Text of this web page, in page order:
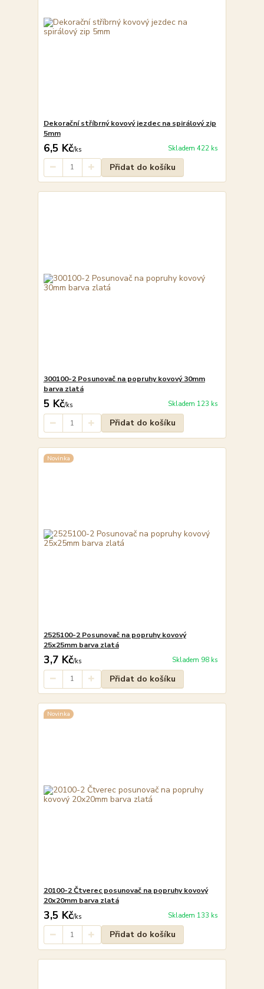
Dekorační stříbrný kovový jezdec na spirálový zip
5mm
6,5 Kč/ks Skladem 422 ks
Přidat do košíku
300100-2 Posunovač na popruhy kovový 30mm
barva zlatá
5 Kč/ks Skladem 123 ks
Přidat do košíku
Novinka
2525100-2 Posunovač na popruhy kovový
25x25mm barva zlatá
3,7 Kč/ks Skladem 98 ks
Přidat do košíku
Novinka
20100-2 Čtverec posunovač na popruhy kovový
20x20mm barva zlatá
3,5 Kč/ks Skladem 133 ks
Přidat do košíku